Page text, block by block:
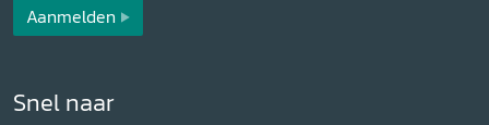
Aanmelden
Snel naar